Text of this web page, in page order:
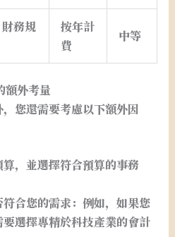
務規
按年計
費
中等
額外考量
您還需要考慮以下額外因
，並選擇符合預算的事務
合您的需求： 例如，如果您
選擇專精於科技產業的會計